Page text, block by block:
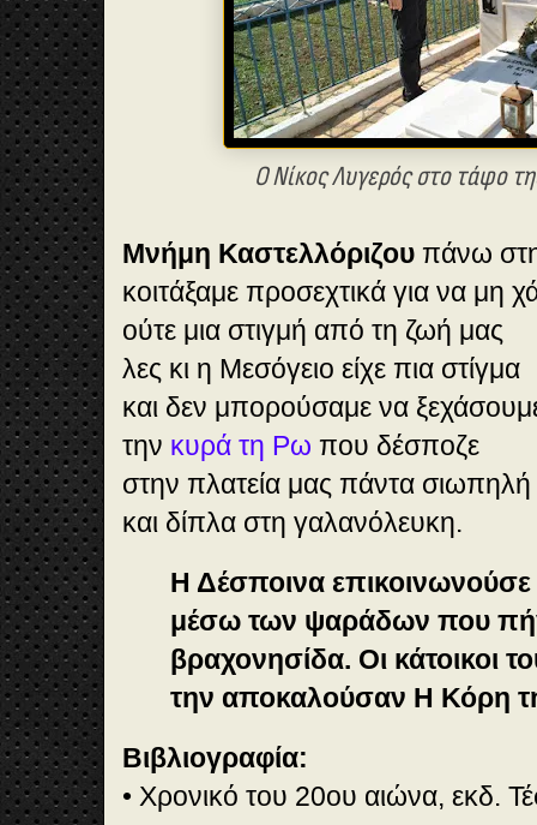
Ο Νίκος Λυγερός στο τάφο
Μνήμη Καστελλόριζου πάνω
κοιτάξαμε προσεχτικά για να μη
ούτε μια στιγμή από τη ζωή μας
λες κι η Μεσόγειο είχε πια στίγμα
και δεν μπορούσαμε να
την κυρά τη Ρω που δέσποζε
στην πλατεία μας πάντα σιωπηλή
και δίπλα στη γαλανόλευκη.
Η Δέσποινα επικοινωνούσε
μέσω των ψαράδων που
βραχονησίδα. Οι κάτοικοι
την αποκαλούσαν Η Κόρη
Βιβλιογραφία:
• Χρονικό του 20ου αιώνα, εκδ.